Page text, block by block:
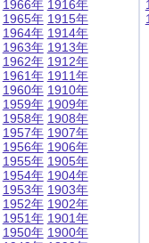
1966年
1965年
1964年
1963年
1962年
1961年
1960年
1959年
1958年
1957年
1956年
1955年
1954年
1953年
1952年
1951年
1950年
1916年
1915年
1914年
1913年
1912年
1911年
1910年
1909年
1908年
1907年
1906年
1905年
1904年
1903年
1902年
1901年
1900年